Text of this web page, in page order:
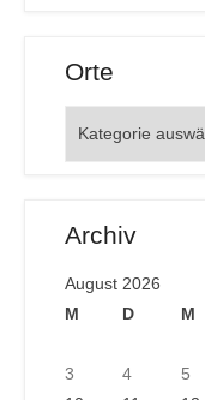
Orte
Archiv
August 2026
M
D M
3
4 5